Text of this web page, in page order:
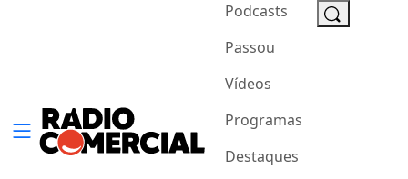
Podcasts
Passou
Vídeos
Programas
Destaques